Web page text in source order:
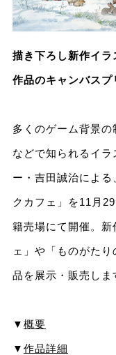
描き下ろし新作イ
作品のキャンバスプ
多くのゲーム背景の
などで知られるイ
ー・吉田誠治によ
クカフェ」を11月
籍売場にて開催。新
ェ」や「ものがた
品を展示・販売しま
▼ 概要
▼ 作品詳細